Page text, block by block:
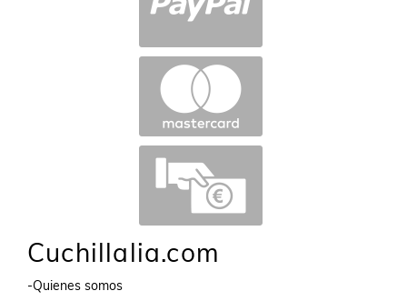
Cuchillalia.com
-Quienes somos